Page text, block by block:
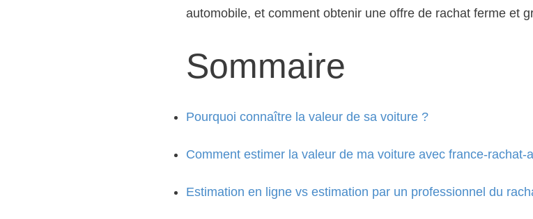
automobile, et comment obtenir une offre de rachat ferme et
Sommaire
Pourquoi connaître la valeur de sa voiture ?
Comment estimer la valeur de ma voiture avec france-rachat-
Estimation en ligne vs estimation par un professionnel du